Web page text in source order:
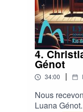
4.
Génot
34:00 |
Nous
Luana Génot.